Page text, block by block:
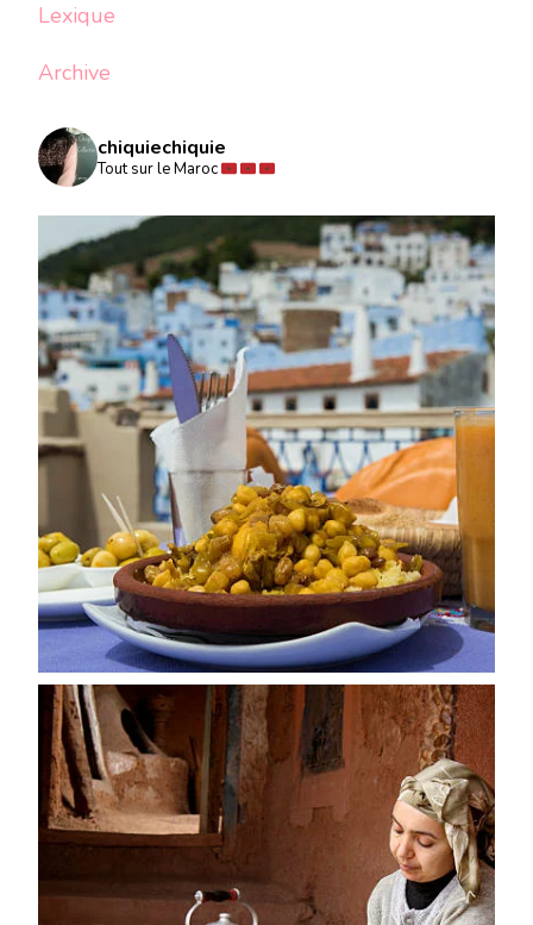
Lexique
Archive
chiquiechiquie
Tout sur le Maroc